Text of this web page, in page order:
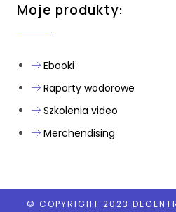
Moje produkty:
Ebooki
Raporty wodorowe
Szkolenia video
Merchendising
© COPYRIGHT 2023